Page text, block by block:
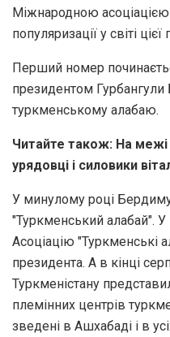
Міжнародною асоціацією
популяризації у світі
Перший номер
президентом
туркменському алабаю.
Читайте також: На межі
урядовці і силовики
У минулому році
"Туркменський алабай". У
Асоціацію "Туркменські
президента. А в кінці
Туркменістану
племінних центрів
зведені в Ашхабаді і в